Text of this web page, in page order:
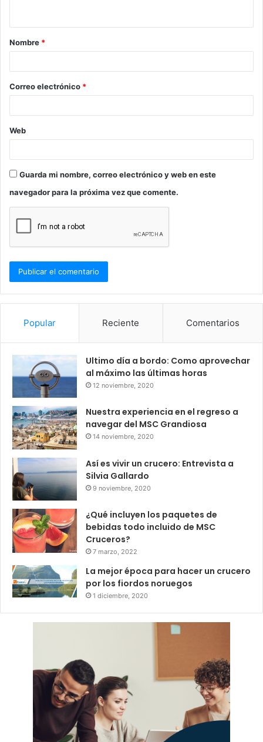
a
r
*
Nombre *
Correo electrónico *
Web
Guarda mi nombre, correo electrónico y web en este
navegador para la próxima vez que comente.
Popular Reciente Comentarios
Ultimo día a bordo: Como aprovechar
al máximo las últimas horas
12 noviembre, 2020
Nuestra experiencia en el regreso a
navegar del MSC Grandiosa
14 noviembre, 2020
Así es vivir un crucero: Entrevista a
Silvia Gallardo
9 noviembre, 2020
¿Qué incluyen los paquetes de
bebidas todo incluido de MSC
Cruceros?
7 marzo, 2022
La mejor época para hacer un crucero
por los fiordos noruegos
1 diciembre, 2020